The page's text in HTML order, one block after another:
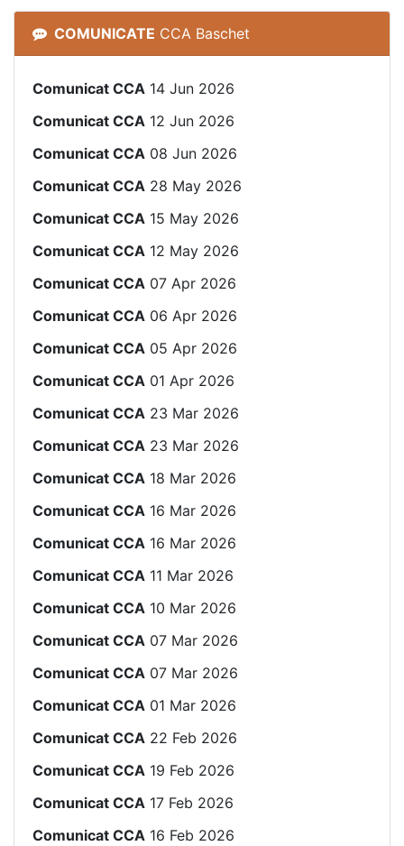
COMUNICATE CCA Baschet
Comunicat CCA 14 Jun 2026
Comunicat CCA 12 Jun 2026
Comunicat CCA 08 Jun 2026
Comunicat CCA 28 May 2026
Comunicat CCA 15 May 2026
Comunicat CCA 12 May 2026
Comunicat CCA 07 Apr 2026
Comunicat CCA 06 Apr 2026
Comunicat CCA 05 Apr 2026
Comunicat CCA 01 Apr 2026
Comunicat CCA 23 Mar 2026
Comunicat CCA 23 Mar 2026
Comunicat CCA 18 Mar 2026
Comunicat CCA 16 Mar 2026
Comunicat CCA 16 Mar 2026
Comunicat CCA 11 Mar 2026
Comunicat CCA 10 Mar 2026
Comunicat CCA 07 Mar 2026
Comunicat CCA 07 Mar 2026
Comunicat CCA 01 Mar 2026
Comunicat CCA 22 Feb 2026
Comunicat CCA 19 Feb 2026
Comunicat CCA 17 Feb 2026
Comunicat CCA 16 Feb 2026